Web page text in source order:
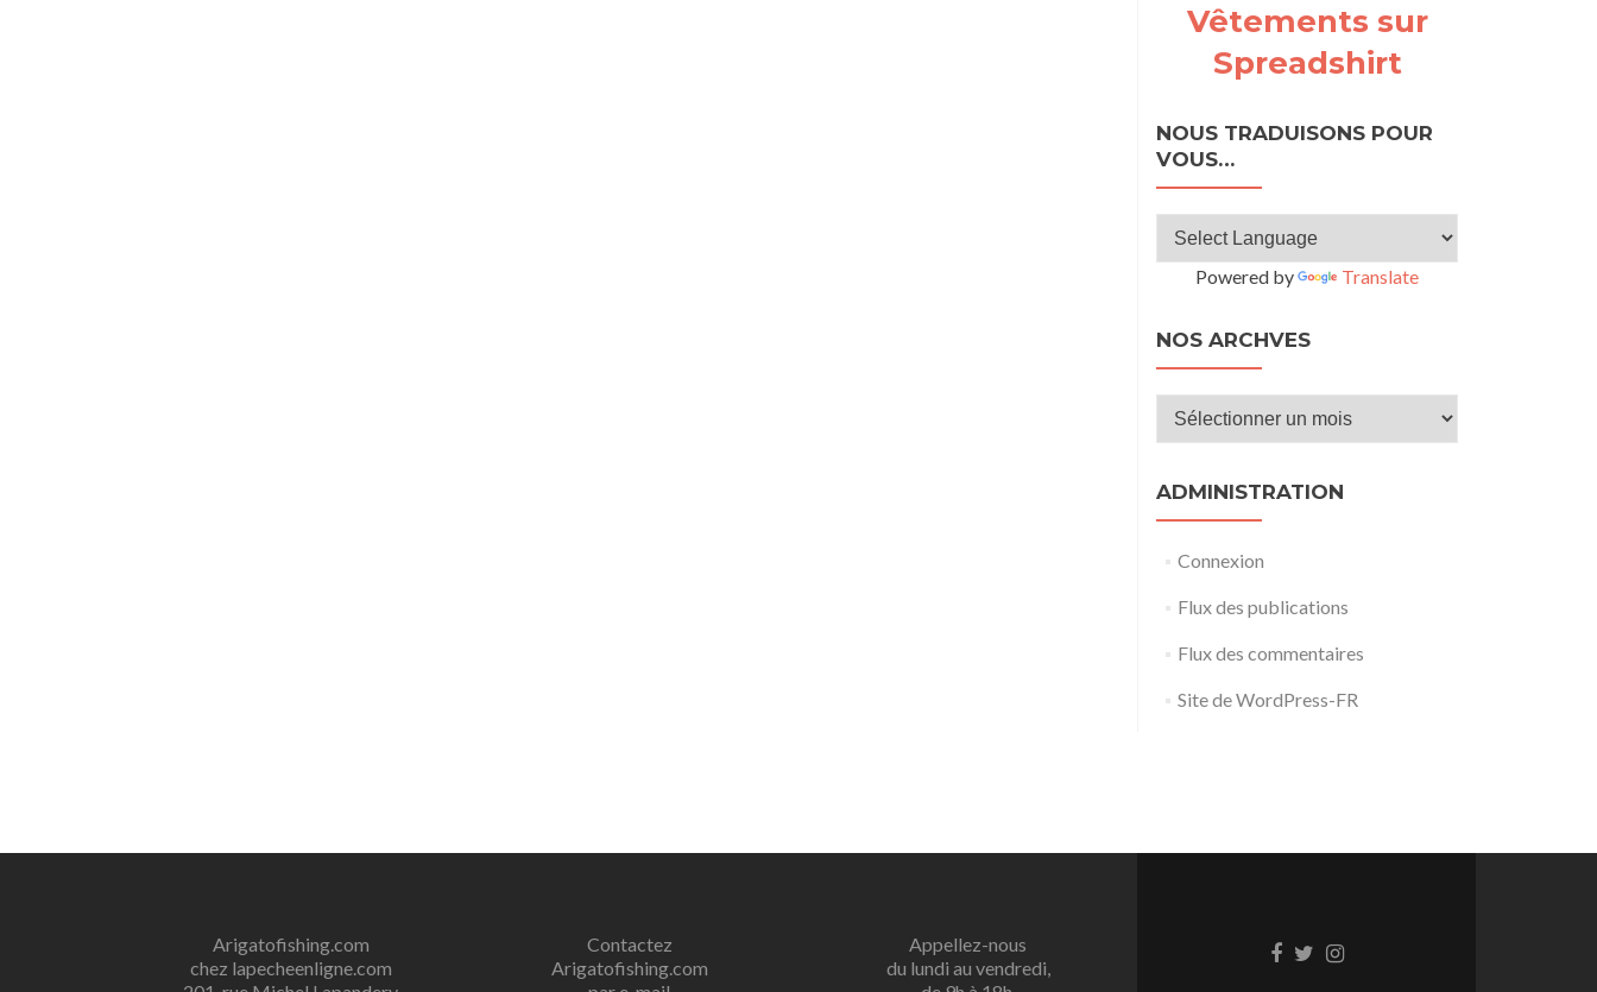
Vêtements sur
Spreadshirt
NOUS TRADUISONS POUR
VOUS…
Powered by Translate
NOS ARCHVES
Nos
ADMINISTRATION
Connexion
Flux des publications
Flux des commentaires
Site de WordPress-FR
Arigatofishing.com
chez lapecheenligne.com
Contactez
Arigatofishing.com
Appellez-nous
du lundi au vendredi,
LienLienLien